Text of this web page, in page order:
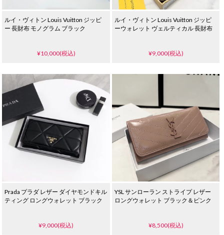
ルイ・ヴィトン Louis Vuitton ジッピ
ー 長財布 モノグラム ブラック
¥10,000(税込)
ルイ・ヴィトン Louis Vuitton ジッピ
ーウォレット ヴェルティカル 長財布
¥9,000(税込)
Prada プラダ レザー ダイヤモンドキル
ティング ロングウォレット ブラック
¥9,000(税込)
YSL サンローラン ストライプ レザー
ロングウォレット ブラック＆ピンク
¥8,500(税込)